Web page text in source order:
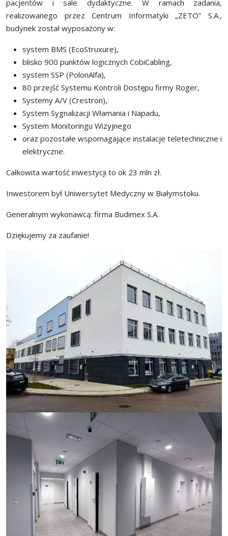
pacjentów i sale dydaktyczne. W ramach zadania,
realizowanego przez Centrum Informatyki „ZETO” S.A.,
budynek został wyposażony w:
system BMS (EcoStruxure),
blisko 900 punktów logicznych CobiCabling,
system SSP (PolonAlfa),
80 przejść Systemu Kontroli Dostępu firmy Roger,
Systemy A/V (Crestron),
System Sygnalizacji Włamania i Napadu,
System Monitoringu Wizyjnego
oraz pozostałe wspomagające instalacje teletechniczne i
elektryczne.
Całkowita wartość inwestycji to ok 23 mln zł.
Inwestorem był Uniwersytet Medyczny w Białymstoku.
Generalnym wykonawcą: firma Budimex S.A.
Dziękujemy za zaufanie!